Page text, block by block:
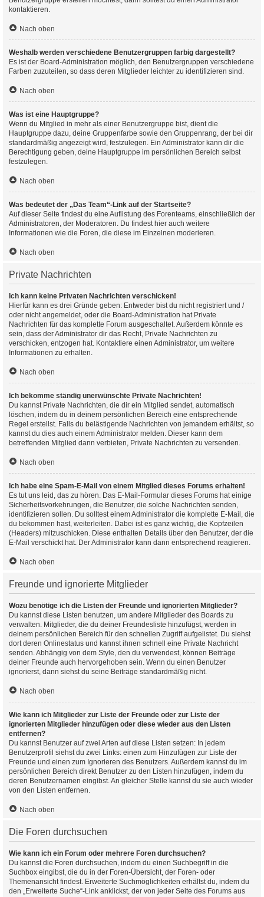
kontaktieren.
Nach oben
Weshalb werden verschiedene Benutzergruppen farbig dargestellt?
Es ist der Board-Administration möglich, den Benutzergruppen verschiedene
Farben zuzuteilen, so dass deren Mitglieder leichter zu identifizieren sind.
Nach oben
Was ist eine Hauptgruppe?
Wenn du Mitglied in mehr als einer Benutzergruppe bist, dient die
Hauptgruppe dazu, deine Gruppenfarbe sowie den Gruppenrang, der bei dir
standardmäßig angezeigt wird, festzulegen. Ein Administrator kann dir die
Berechtigung geben, deine Hauptgruppe im persönlichen Bereich selbst
festzulegen.
Nach oben
Was bedeutet der „Das Team“-Link auf der Startseite?
Auf dieser Seite findest du eine Auflistung des Forenteams, einschließlich der
Administratoren, der Moderatoren. Du findest hier auch weitere
Informationen wie die Foren, die diese im Einzelnen moderieren.
Nach oben
Private Nachrichten
Ich kann keine Privaten Nachrichten verschicken!
Hierfür kann es drei Gründe geben: Entweder bist du nicht registriert und /
oder nicht angemeldet, oder die Board-Administration hat Private
Nachrichten für das komplette Forum ausgeschaltet. Außerdem könnte es
sein, dass der Administrator dir das Recht, Private Nachrichten zu
verschicken, entzogen hat. Kontaktiere einen Administrator, um weitere
Informationen zu erhalten.
Nach oben
Ich bekomme ständig unerwünschte Private Nachrichten!
Du kannst Private Nachrichten, die dir ein Mitglied sendet, automatisch
löschen, indem du in deinem persönlichen Bereich eine entsprechende
Regel erstellst. Falls du belästigende Nachrichten von jemandem erhältst, so
kannst du dies auch einem Administrator melden. Dieser kann dem
betreffenden Mitglied dann verbieten, Private Nachrichten zu versenden.
Nach oben
Ich habe eine Spam-E-Mail von einem Mitglied dieses Forums erhalten!
Es tut uns leid, das zu hören. Das E-Mail-Formular dieses Forums hat einige
Sicherheitsvorkehrungen, die Benutzer, die solche Nachrichten senden,
identifizieren sollen. Du solltest einem Administrator die komplette E-Mail, die
du bekommen hast, weiterleiten. Dabei ist es ganz wichtig, die Kopfzeilen
(Headers) mitzuschicken. Diese enthalten Details über den Benutzer, der die
E-Mail verschickt hat. Der Administrator kann dann entsprechend reagieren.
Nach oben
Freunde und ignorierte Mitglieder
Wozu benötige ich die Listen der Freunde und ignorierten Mitglieder?
Du kannst diese Listen benutzen, um andere Mitglieder des Boards zu
verwalten. Mitglieder, die du deiner Freundesliste hinzufügst, werden in
deinem persönlichen Bereich für den schnellen Zugriff aufgelistet. Du siehst
dort deren Onlinestatus und kannst ihnen schnell eine Private Nachricht
senden. Abhängig von dem Style, den du verwendest, können Beiträge
deiner Freunde auch hervorgehoben sein. Wenn du einen Benutzer
ignorierst, dann siehst du seine Beiträge standardmäßig nicht.
Nach oben
Wie kann ich Mitglieder zur Liste der Freunde oder zur Liste der
ignorierten Mitglieder hinzufügen oder diese wieder aus den Listen
entfernen?
Du kannst Benutzer auf zwei Arten auf diese Listen setzen: In jedem
Benutzerprofil siehst du zwei Links: einen zum Hinzufügen zur Liste der
Freunde und einen zum Ignorieren des Benutzers. Außerdem kannst du im
persönlichen Bereich direkt Benutzer zu den Listen hinzufügen, indem du
deren Benutzernamen eingibst. An gleicher Stelle kannst du sie auch wieder
von den Listen entfernen.
Nach oben
Die Foren durchsuchen
Wie kann ich ein Forum oder mehrere Foren durchsuchen?
Du kannst die Foren durchsuchen, indem du einen Suchbegriff in die
Suchbox eingibst, die du in der Foren-Übersicht, der Foren- oder
Themenansicht findest. Erweiterte Suchmöglichkeiten erhältst du, indem du
den „Erweiterte Suche“-Link anklickst, der von jeder Seite des Forums aus